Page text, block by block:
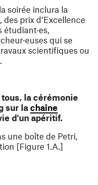
soirée inclura la
des prix d’Excellence
étudiant·es,
qui se
scientifiques ou
nouvelle fenêtre)
la cérémonie
sur lachaîne
fenêtre)
d’un apéritif.
une boîte de Petri,
[Figure 1.A.]